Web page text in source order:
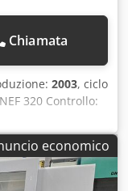
Chiamata
2003, ciclo
320 Controllo:
2003
Ijpfx Ab Sja
52 mm
2
economico